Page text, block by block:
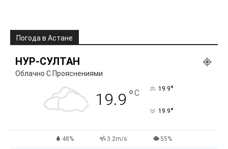
Погода в Астане
НУР-СУЛТАН
Облачно С Прояснениями
19.9 °C 19.9°
19.9°
48% 3.2m/s 55%